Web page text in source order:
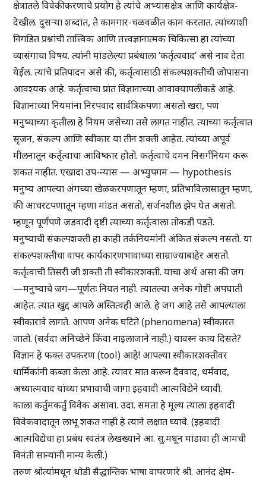
क्षेत्रातले विवेकीकरणाचे प्रयोग हे त्यांचे अभ्यासक्षेत्र आणि कार्यक्षेत्र-
देखील. दुसऱ्या शब्दांत, ते कामगार-चळवळीत काम करतात. त्यांच्याशी
निगडित प्रश्नांची तात्त्विक आणि तत्त्वज्ञानात्मक चिकित्सा हा त्यांच्या
व्यासंगाचा विषय. त्यांनी मांडलेल्या प्रबंधाला ‘कर्तृत्ववाद’ असे नाव देता
येईल. त्यांचे प्रतिपादन असे की, कर्तृत्वासाठी संकल्पशक्तीची जोपासना
आवश्यक आहे. कर्तृत्वाचा प्रांत विज्ञानाच्या आवाक्यापलीकडे आहे.
विज्ञानाच्या नियमांना निरपवाद सार्वत्रिकपणा असतो खरा, पण
मनुष्याच्या कृतीला हे नियम जसेच्या तसे लागत नाहीत. त्याच्या कर्तृत्वात
सृजन, संकल्प आणि स्वीकार या तीन शक्ती आहेत. त्यांच्या अपूर्व
मीलनातून कर्तृत्वाचा आविष्कार होतो. कर्तृत्वाचे दमन निसर्गनियम करू
शकत नाहीत. एखादा उप-न्यास — अभ्युपगम — hypothesis
मनुष्य आपल्या अंगच्या खेळकरपणातून म्हणा, प्रतिभाविलासातून म्हणा,
की आचरटपणातून म्हणा मांडत असतो, सर्जनशील झेप घेत असतो.
म्हणून पूर्णपणे जडवादी दृष्टी त्याच्या कर्तृत्वाला तोकडी पडते.
मनुष्याची संकल्पशक्ती हा काही तर्कनियमांनी अंकित संकल्प नसतो. या
संकल्पशक्तीचा वापर कार्यकारणभावाच्या साम्राज्याबाहेर असतो.
कर्तृत्वाची तिसरी जी शक्ती ती स्वीकारशक्ती. याचा अर्थ असा की जग
—मनुष्याचे जग—पूर्णतः नियत नाही. त्यातल्या अनेक गोष्टी अपघाती
आहेत. त्यात खुद्द आपले अस्तित्वही आले. हे जग आहे तसे आपल्याला
स्वीकारावे लागते. आपण अनेक घटिते (phenomena) स्वीकारत
जातो. (सर्वदा अनिच्छेने किंवा नाइलाजाने नाही.) यावस्न काय दिसते?
विज्ञान हे फक्त उपकरण (tool) आहे! आपल्या स्वीकारशक्तीवर
धार्मिकांनी कब्जा केला आहे. त्यावर मात करून दैववाद, धर्मवाद,
अध्यात्मवाद यांच्या प्रभावाची जागा इहवादी आत्मविद्येने घ्यावी.
काला कर्तुमकर्तुं विवेक असावा. उदा. समता हे मूल्य त्याला इहवादी
विवेकवादातून लाभू शकत नाही हे त्याने लक्षात घ्यावे. (इहवादी
आत्मविद्येचा हा प्रबंध स्वतंत्र लेखख्याने आ. सु.मधून मांडावा ही आमची
विनंती सान्यांनी मान्य केली.)
तरुण श्रोत्यांमधून थोडी सैद्धान्तिक भाषा वापरणारे श्री. आनंद क्षेम-